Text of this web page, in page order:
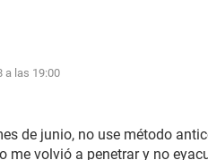
a las 19:00
de junio, no use método
me volvió a penetrar y no